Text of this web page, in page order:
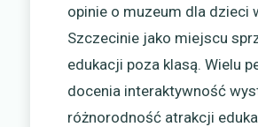
opinie o muzeum dla dzieci
Szczecinie jako miejscu
edukacji poza klasą. Wielu
docenia interaktywność
różnorodność atrakcji